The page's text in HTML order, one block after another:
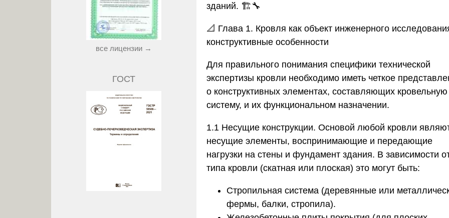
зданий. 🏗️🔧
📐 Глава 1. Кровля как объект инженерного
конструктивные особенности
Для правильного понимания специфики технической
экспертизы кровли необходимо иметь четкое
о конструктивных элементах, составляющих кровельную
систему, и их функциональном назначении.
1.1 Несущие конструкции. Основой любой кровли
несущие элементы, воспринимающие и передающие
нагрузки на стены и фундамент здания. В зависимости
типа кровли (скатная или плоская) это могут быть:
Стропильная система (деревянные или
фермы, балки, стропила).
все лицензии →
ГОСТ